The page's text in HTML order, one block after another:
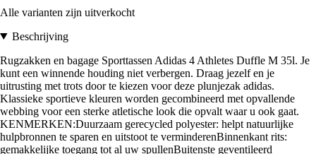
Alle varianten zijn uitverkocht
Beschrijving
Rugzakken en bagage Sporttassen Adidas 4 Athletes Duffle M 35l. Je
kunt een winnende houding niet verbergen. Draag jezelf en je
uitrusting met trots door te kiezen voor deze plunjezak adidas.
Klassieke sportieve kleuren worden gecombineerd met opvallende
webbing voor een sterke atletische look die opvalt waar u ook gaat.
KENMERKEN:Duurzaam gerecycled polyester: helpt natuurlijke
hulpbronnen te sparen en uitstoot te verminderenBinnenkant rits:
gemakkelijke toegang tot al uw spullenBuitenste geventileerd